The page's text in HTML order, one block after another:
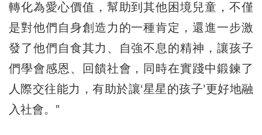
轉化為愛心價值，幫助到其他困境兒童，不僅
是對他們自身創造力的一種肯定，還進一步激
發了他們自食其力、自強不息的精神，讓孩子
們學會感恩、回饋社會，同時在實踐中鍛鍊了
人際交往能力，有助於讓‘星星的孩子’更好地融
入社會。”